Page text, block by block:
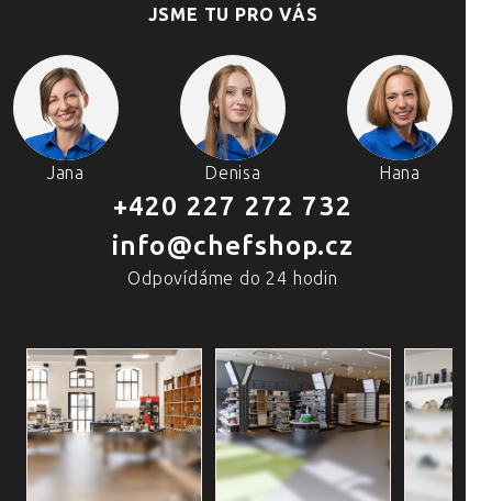
JSME TU PRO VÁS
Jana Denisa Hana
+420 227 272 732
info@chefshop.cz
Odpovídáme do 24 hodin